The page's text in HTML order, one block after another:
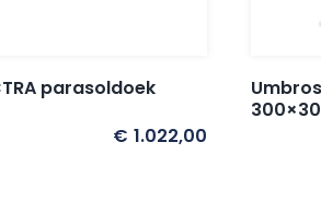
parasoldoek
€ 1.022,00